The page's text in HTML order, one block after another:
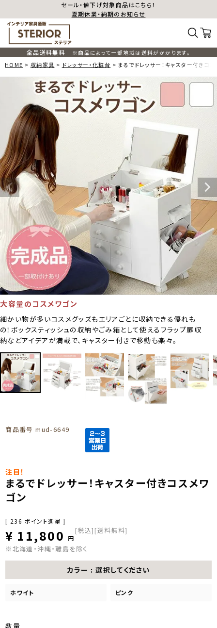
セール・値下げ対象商品はこちら！
夏期休業・納期のお知らせ
全品送料無料
※商品によって一部地域は送料がかかります。
HOME
収納家具 ドレッサー・化粧台 まるでドレッサー！キャスター付きコ
大容量のコスメワゴン
細かい物が多いコスメグッズもエリアごとに収納できる優れも
の！ボックスティッシュの収納やごみ箱として使えるフラップ扉収
納などアイデアが満載で、キャスター付きで移動も楽々。
商品番号 mud-6649
注目！
まるでドレッサー！キャスター付きコスメワ
ゴン
[ 236 ポイント進呈 ]
¥ 11,800 税込 [送料無料]
※北海道・沖縄・離島を除く
カラー 選択してください
ホワイト ピンク